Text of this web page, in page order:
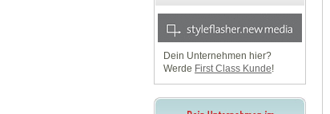
Dein Unternehmen hier?
Werde First Class Kunde!